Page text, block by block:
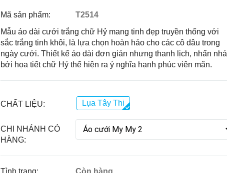
Mã sản phẩm:
T2514
Mẫu áo dài cưới trắng chữ Hỷ mang tinh đẹp truyền thống với
sắc trắng tinh khôi, là lựa chọn hoàn hảo cho các cô dâu trong
ngày cưới. Thiết kế áo dài đơn giản nhưng thanh lịch, nhấn nhá
bởi họa tiết chữ Hỷ thể hiện ra ý nghĩa hạnh phúc viên mãn.
CHẤT LIỆU: Lụa Tây Thi
CHI NHÁNH CÓ
HÀNG:
Tình trạng: Còn hàng